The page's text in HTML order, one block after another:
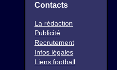
Contacts
La rédaction
Publicité
Recrutement
Infos légales
Liens football